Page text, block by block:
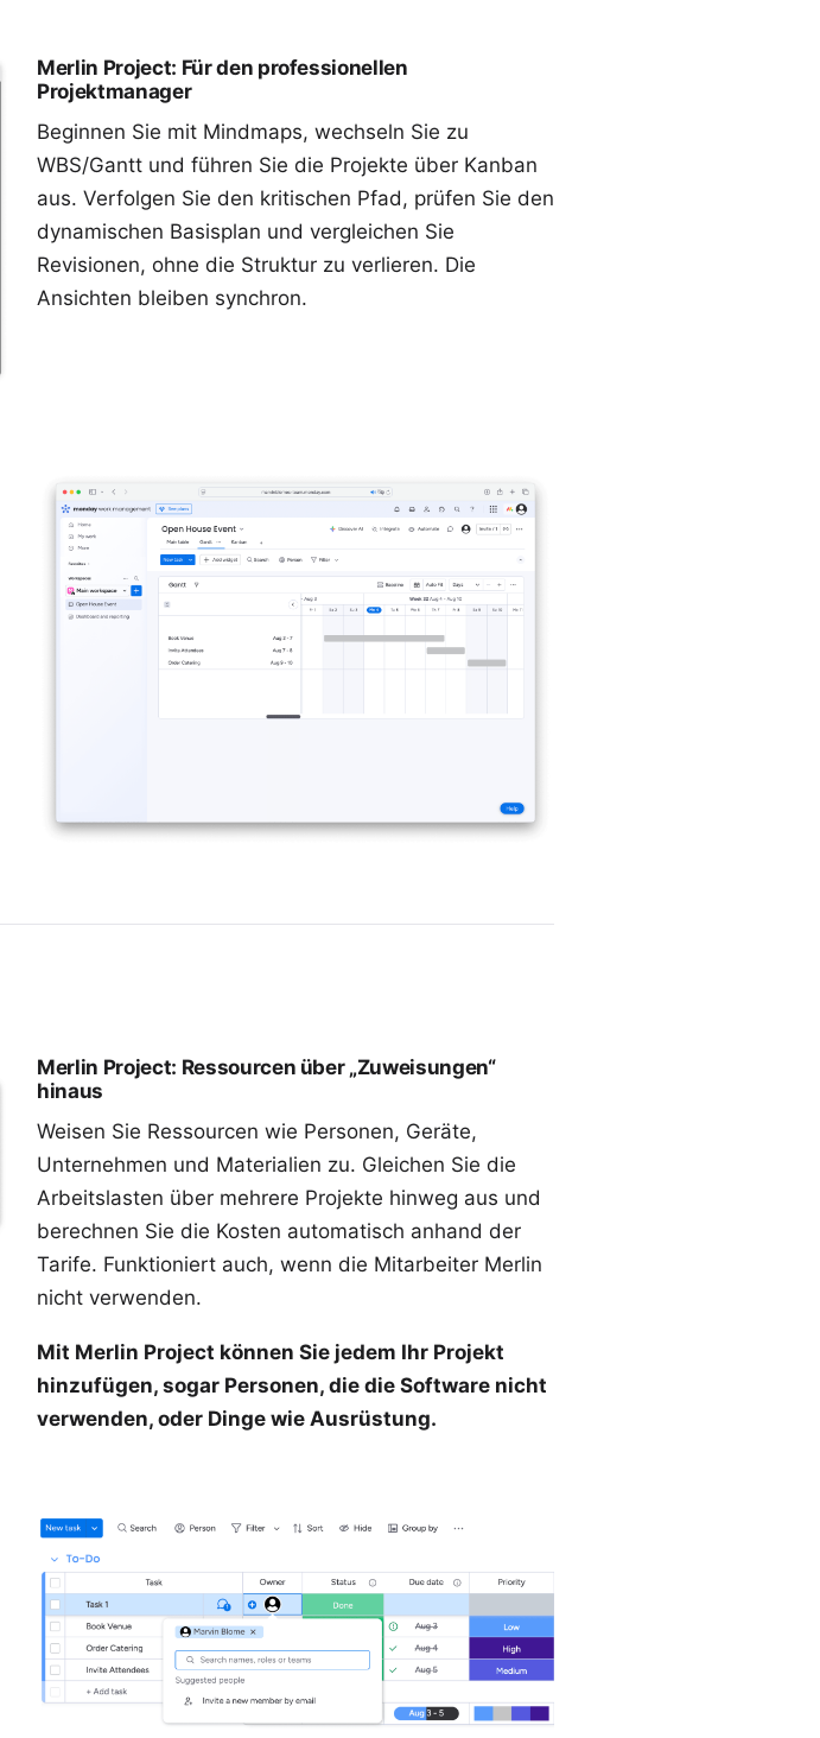
Merlin Project: Für den professionellen
Projektmanager
Beginnen Sie mit Mindmaps, wechseln Sie zu
WBS/Gantt und führen Sie die Projekte über Kanban
aus. Verfolgen Sie den kritischen Pfad, prüfen Sie den
dynamischen Basisplan und vergleichen Sie
Revisionen, ohne die Struktur zu verlieren. Die
Ansichten bleiben synchron.
Merlin Project: Ressourcen über „Zuweisungen“
hinaus
Weisen Sie Ressourcen wie Personen, Geräte,
Unternehmen und Materialien zu. Gleichen Sie die
Arbeitslasten über mehrere Projekte hinweg aus und
berechnen Sie die Kosten automatisch anhand der
Tarife. Funktioniert auch, wenn die Mitarbeiter Merlin
nicht verwenden.
Mit Merlin Project können Sie jedem Ihr Projekt
hinzufügen, sogar Personen, die die Software nicht
verwenden, oder Dinge wie Ausrüstung.